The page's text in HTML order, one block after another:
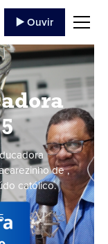
▶️ Ouvir
de ,
católico.